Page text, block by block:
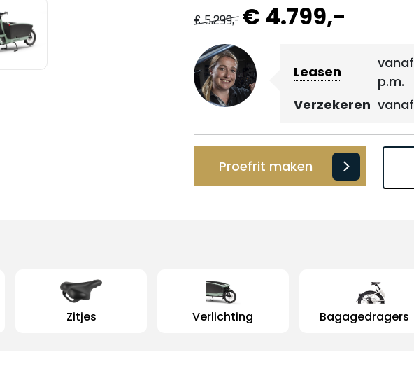
€ 5.299,-€ 4.799,-
Leasen
vanaf
p.m.
Verzekeren vanaf
Proefrit maken
Zitjes Verlichting Bagagedragers